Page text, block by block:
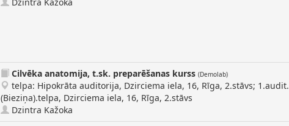
Cilvēka anatomija, t.sk. preparēšanas kurss (Demolab)
telpa: Hipokrāta auditorija, Dzirciema iela, 16, Rīga, 2.stāvs; 1.audit.
(Bieziņa).telpa, Dzirciema iela, 16, Rīga, 2.stāvs
Dzintra Kažoka